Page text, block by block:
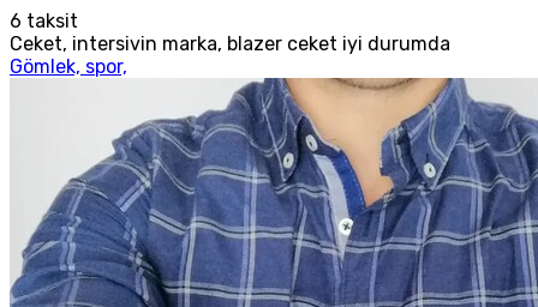
6 taksit
Ceket, intersivin marka, blazer ceket iyi durumda
Gömlek, spor,